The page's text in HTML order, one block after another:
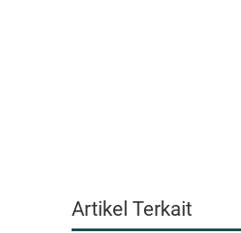
Artikel Terkait